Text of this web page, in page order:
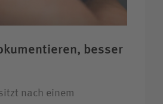
besser
nach einem